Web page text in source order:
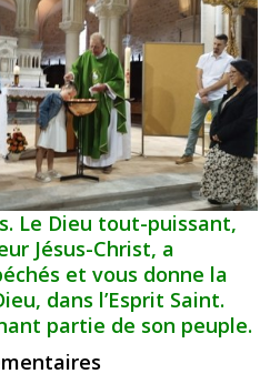
Le Dieu tout-puissant,
Jésus-Christ, a
et vous donne la
dans l’Esprit Saint.
partie de son peuple.